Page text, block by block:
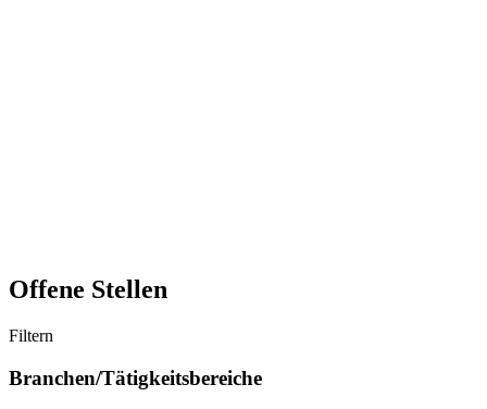
Offene Stellen
Filtern
Branchen/Tätigkeitsbereiche